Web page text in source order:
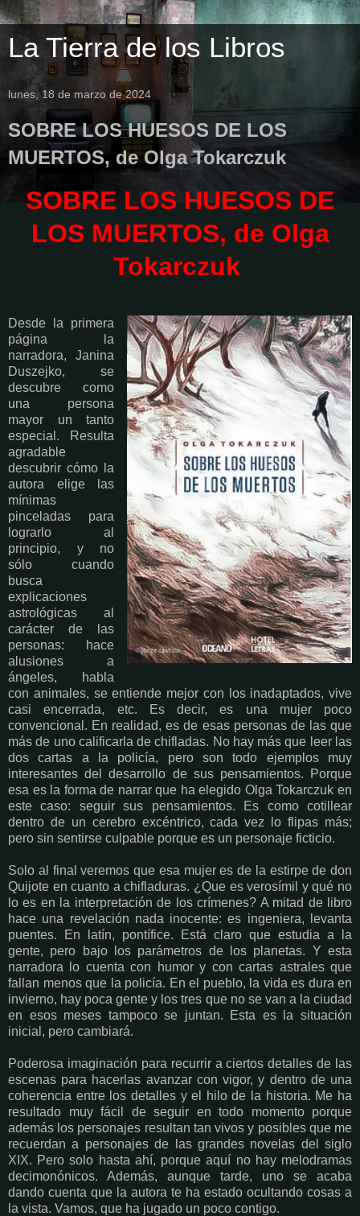
La Tierra de los Libros
lunes, 18 de marzo de 2024
SOBRE LOS HUESOS DE LOS
MUERTOS, de Olga Tokarczuk
SOBRE LOS HUESOS DE
LOS MUERTOS, de Olga
Tokarczuk
Desde la primera
página la
narradora, Janina
Duszejko, se
descubre como
una persona
mayor un tanto
especial. Resulta
agradable
descubrir cómo la
autora elige las
mínimas
pinceladas para
lograrlo al
principio, y no
sólo cuando
busca
explicaciones
astrológicas al
carácter de las
personas: hace
alusiones a
ángeles, habla
con animales, se entiende mejor con los inadaptados, vive
casi encerrada, etc. Es decir, es una mujer poco
convencional. En realidad, es de esas personas de las que
más de uno calificarla de chifladas. No hay más que leer las
dos cartas a la policía, pero son todo ejemplos muy
interesantes del desarrollo de sus pensamientos. Porque
esa es la forma de narrar que ha elegido Olga Tokarczuk en
este caso: seguir sus pensamientos. Es como cotillear
dentro de un cerebro excéntrico, cada vez lo flipas más;
pero sin sentirse culpable porque es un personaje ficticio.
Solo al final veremos que esa mujer es de la estirpe de don
Quijote en cuanto a chifladuras. ¿Que es verosímil y qué no
lo es en la interpretación de los crímenes? A mitad de libro
hace una revelación nada inocente: es ingeniera, levanta
puentes. En latín, pontífice. Está claro que estudia a la
gente, pero bajo los parámetros de los planetas. Y esta
narradora lo cuenta con humor y con cartas astrales que
fallan menos que la policía. En el pueblo, la vida es dura en
invierno, hay poca gente y los tres que no se van a la ciudad
en esos meses tampoco se juntan. Esta es la situación
inicial, pero cambiará.
Poderosa imaginación para recurrir a ciertos detalles de las
escenas para hacerlas avanzar con vigor, y dentro de una
coherencia entre los detalles y el hilo de la historia. Me ha
resultado muy fácil de seguir en todo momento porque
además los personajes resultan tan vivos y posibles que me
recuerdan a personajes de las grandes novelas del siglo
XIX. Pero solo hasta ahí, porque aquí no hay melodramas
decimonónicos. Además, aunque tarde, uno se acaba
dando cuenta que la autora te ha estado ocultando cosas a
la vista. Vamos, que ha jugado un poco contigo.